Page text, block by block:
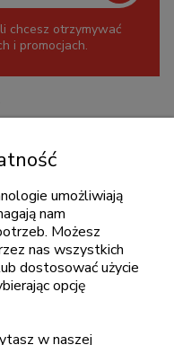
chcesz otrzymywać
i promocjach.
16:00
umożliwiają
nam
Możesz
nas wszystkich
dostosować użycie
opcję
w naszej